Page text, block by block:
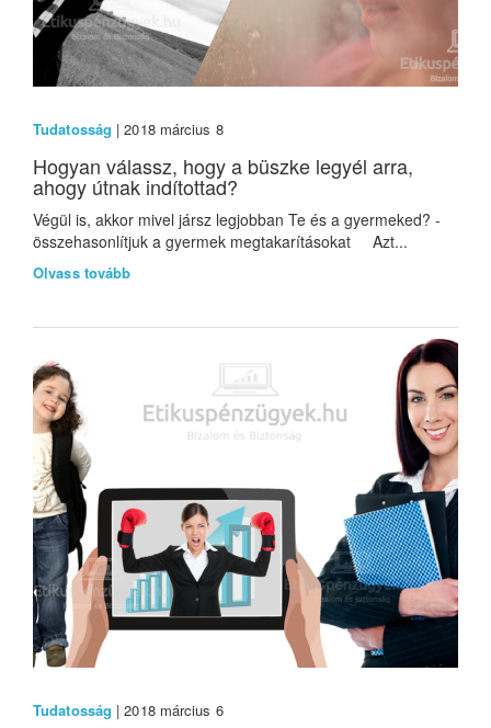
Tudatosság | 2018 március 8
Hogyan válassz, hogy a büszke legyél arra,
ahogy útnak indítottad?
Végül is, akkor mivel jársz legjobban Te és a gyermeked? -
összehasonlítjuk a gyermek megtakarításokat Azt...
Olvass tovább
Tudatosság | 2018 március 6